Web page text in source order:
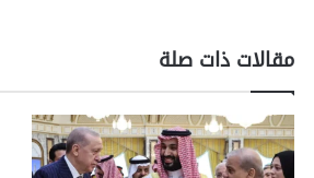
مقالات ذات صلة